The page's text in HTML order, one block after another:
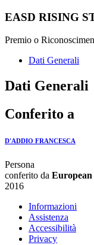
EASD RISING
Premio o
Dati Generali
Dati Generali
Conferito a
D'ADDIO FRANCESCA
Persona
conferito da European
2016
Informazioni
Assistenza
Accessibilità
Privacy